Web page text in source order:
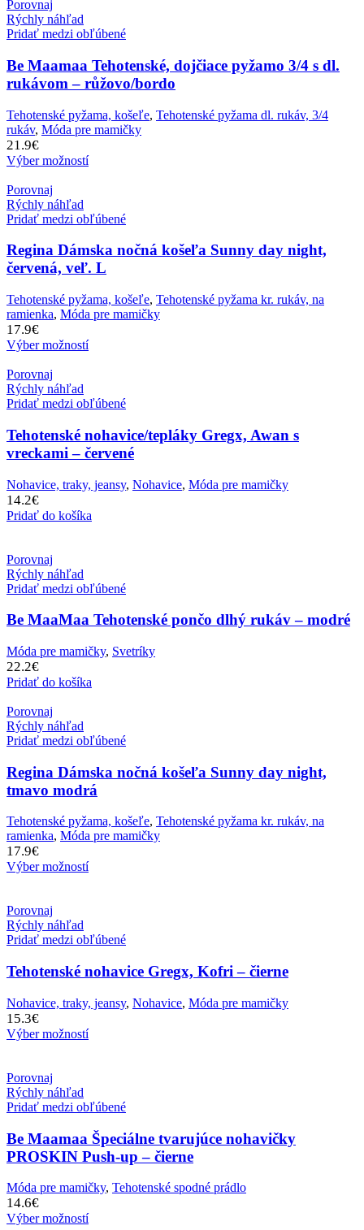
Porovnaj
Rýchly náhľad
Pridať medzi obľúbené
Be Maamaa Tehotenské, dojčiace pyžamo 3/4 s dl.
rukávom – růžovo/bordo
Tehotenské pyžama, košeľe, Tehotenské pyžama dl. rukáv, 3/4
rukáv, Móda pre mamičky
21.9€
Výber možností
Porovnaj
Rýchly náhľad
Pridať medzi obľúbené
Regina Dámska nočná košeľa Sunny day night,
červená, veľ. L
Tehotenské pyžama, košeľe, Tehotenské pyžama kr. rukáv, na
ramienka, Móda pre mamičky
17.9€
Výber možností
Porovnaj
Rýchly náhľad
Pridať medzi obľúbené
Tehotenské nohavice/tepláky Gregx, Awan s
vreckami – červené
Nohavice, traky, jeansy, Nohavice, Móda pre mamičky
14.2€
Pridať do košíka
Porovnaj
Rýchly náhľad
Pridať medzi obľúbené
Be MaaMaa Tehotenské pončo dlhý rukáv – modré
Móda pre mamičky, Svetríky
22.2€
Pridať do košíka
Porovnaj
Rýchly náhľad
Pridať medzi obľúbené
Regina Dámska nočná košeľa Sunny day night,
tmavo modrá
Tehotenské pyžama, košeľe, Tehotenské pyžama kr. rukáv, na
ramienka, Móda pre mamičky
17.9€
Výber možností
Porovnaj
Rýchly náhľad
Pridať medzi obľúbené
Tehotenské nohavice Gregx, Kofri – čierne
Nohavice, traky, jeansy, Nohavice, Móda pre mamičky
15.3€
Výber možností
Porovnaj
Rýchly náhľad
Pridať medzi obľúbené
Be Maamaa Špeciálne tvarujúce nohavičky
PROSKIN Push-up – čierne
Móda pre mamičky, Tehotenské spodné prádlo
14.6€
Výber možností